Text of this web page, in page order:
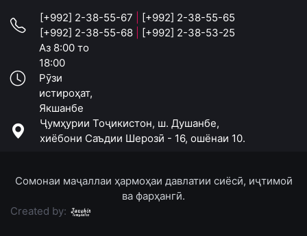
[+992] 2-38-55-67
[+992] 2-38-55-65
[+992] 2-38-55-68
[+992] 2-38-53-25
Аз 8:00 то
18:00
Рӯзи
истироҳат,
Якшанбе
Ҷумҳурии Тоҷикистон, ш. Душанбе,
хиёбони Саъдии Шерозӣ - 16, ошёнаи 10.
Сомонаи маҷаллаи ҳармоҳаи давлатии сиёсӣ, иҷтимоӣ
ва фарҳангӣ.
Created by: